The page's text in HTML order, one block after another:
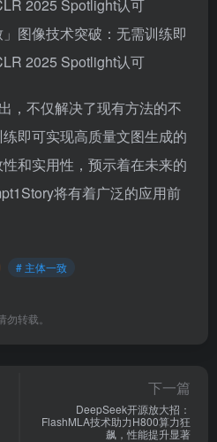
，不仅解决了现有方法的不
即可实现高质量文图生成的
和实用性，预示着在未来的
将有着广泛的应用前
# 主体一致
转载。
下一篇
DeepSeek开源放大招：
FlashMLA技术助力H800算力狂
飙，性能提升显著